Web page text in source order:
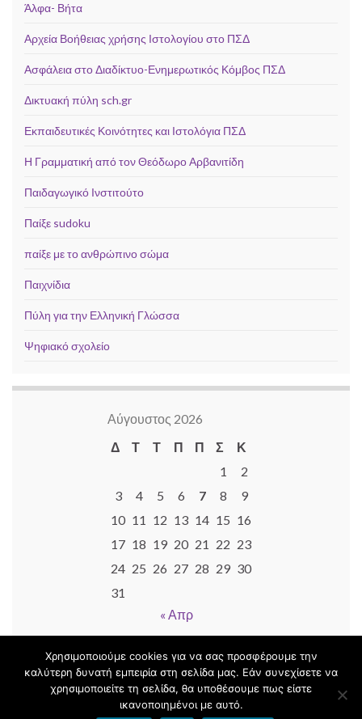
Άλφα- Βήτα
Αρχεία Βοήθειας χρήσης Ιστολογίου στο ΠΣΔ
Ασφάλεια στο Διαδίκτυο-Ενημερωτικός Κόμβος ΠΣΔ
Δικτυακή πύλη sch.gr
Εκπαιδευτικές Κοινότητες και Ιστολόγια ΠΣΔ
Η Γραμματική από τον Θεόδωρο Αρβανιτίδη
Παιδαγωγικό Ινστιτούτο
Παίξε sudoku
παίξε με το ανθρώπινο σώμα
Παιχνίδια
Πύλη για την Ελληνική Γλώσσα
Ψηφιακό σχολείο
Αύγουστος 2026
Δ
Τ Τ Π Π Σ
Κ
1
2
3
4 5 6 7 8
9
10 11 12 13 14 15 16
17 18 19 20 21 22 23
24 25 26 27 28 29 30
31
« Απρ
© 2026 Εσείς ... οι μαθητές μου ...και εγώ!.
Θέμα Graphene.
Χρησιμοποιούμε cookies για να σας προσφέρουμε την
καλύτερη δυνατή εμπειρία στη σελίδα μας. Εάν συνεχίσετε να
χρησιμοποιείτε τη σελίδα, θα υποθέσουμε πως είστε
ικανοποιημένοι με αυτό.